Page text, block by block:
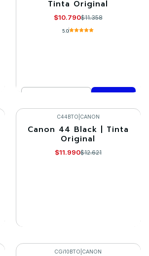
Tinta Original
$10.790$11.358
5.0
Comprar ahora
-5%
C44BTO CANON
Canon 44 Black | Tinta
Original
$11.990$12.621
VER DETALLES
CGi10BTO CANON